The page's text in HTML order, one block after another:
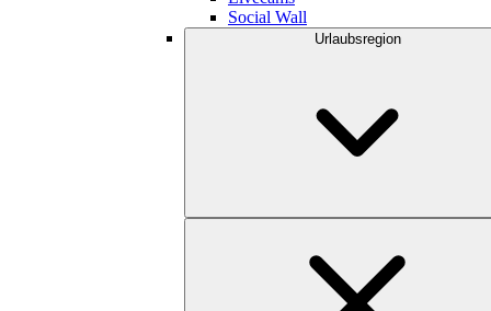
Social Wall
Urlaubsregion